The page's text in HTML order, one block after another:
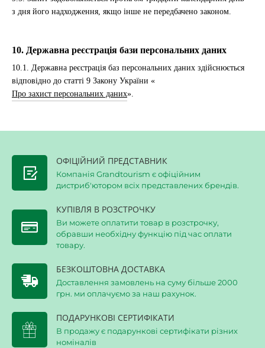
з дня його надходження, якщо інше не передбачено законом.
10. Державна реєстрація бази персональних даних
10.1. Державна реєстрація баз персональних даних здійснюється
відповідно до статті 9 Закону України «
Про захист персональних даних».
ОФІЦІЙНИЙ ПРЕДСТАВНИК
Компанія Grandtourism є офіційним
дистриб'ютором всіх представлених брендів.
КУПІВЛЯ В РОЗСТРОЧКУ
Ви можете оплатити товар в розстрочку,
обравши необхідну функцію під час оплати
товару.
БЕЗКОШТОВНА ДОСТАВКА
Доставлення замовлень на суму більше 2000
грн. ми оплачуємо за наш рахунок.
ПОДАРУНКОВІ СЕРТИФІКАТИ
В продажу є подарункові сертифікати різних
номіналів